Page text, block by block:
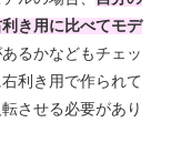
き用に比べてモデ
るかなどもチェッ
利き用で作られて
させる必要があり